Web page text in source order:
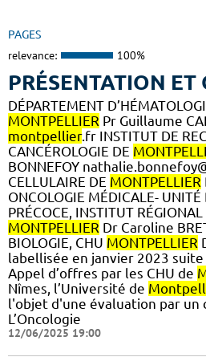
PAGES
relevance: 100%
PRÉSENTATION ET
DÉPARTEMENT
MONTPELLIER Pr Guillaume
montpellier.fr INSTITUT DE
CANCÉROLOGIE DE
BONNEFOY
CELLULAIRE DE MONTPELLIER
ONCOLOGIE MÉDICALE- UNITÉ
PRÉCOCE, INSTITUT
MONTPELLIER Dr Caroline
BIOLOGIE, CHU MONTPELLIER
labellisée en janvier 2023 suite
Appel d’offres par les CHU de
Nîmes, l’Université de
l'objet d'une évaluation par un
L’Oncologie
12/06/2025 19:00